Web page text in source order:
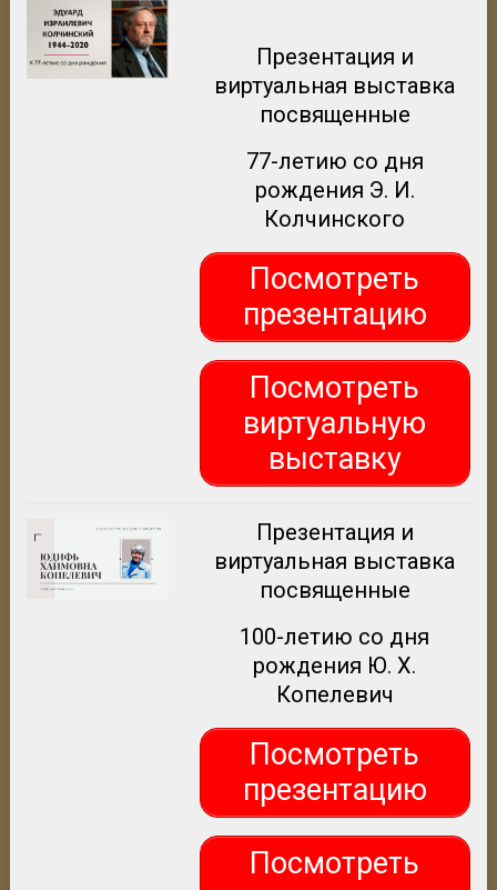
Презентация и
виртуальная выставка
посвященные
77-летию со дня
рождения Э. И.
Колчинского
Посмотреть
презентацию
Посмотреть
виртуальную
выставку
Презентация и
виртуальная выставка
посвященные
100-летию со дня
рождения Ю. Х.
Копелевич
Посмотреть
презентацию
Посмотреть